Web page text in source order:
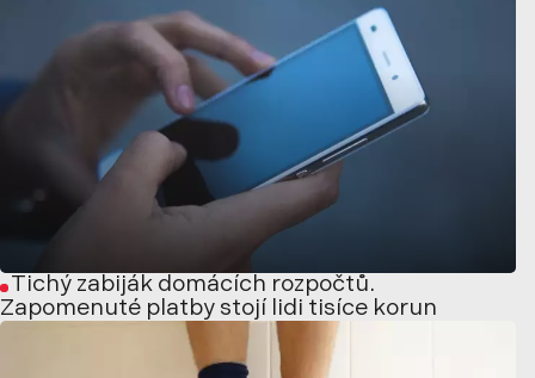
Tichý zabiják domácích rozpočtů.
Zapomenuté platby stojí lidi tisíce korun